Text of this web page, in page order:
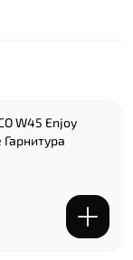
W45 Enjoy